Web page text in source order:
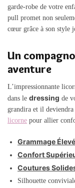
garde-robe de votre
pull promet non
cœur grâce à son style
Un
aventure
L’impressionnante
dans le dressing de
grandira et il
licorne pour allier
Grammage Élevé
Confort
Coutures
Silhouette